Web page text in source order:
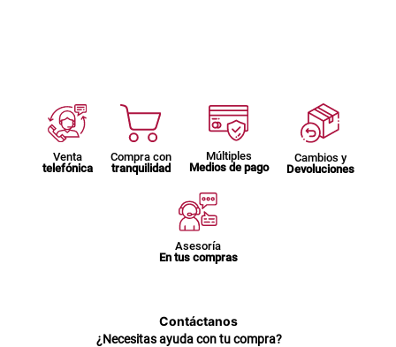
Venta
telefónica
Compra con
tranquilidad
Múltiples
Medios de pago
Cambios y
Devoluciones
Asesoría
En tus compras
Contáctanos
¿Necesitas ayuda con tu compra?